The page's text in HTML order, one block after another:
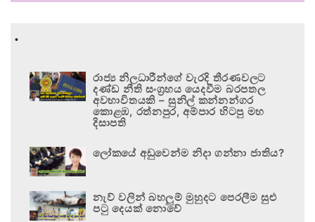
.
රාජ්‍ය නිලධාරීන්ගේ වැරදි තීරණවලට
දණ්ඩ නීති සංග්‍රහය යෙදවීම බරපතල
අවභාවිතයකි – සුනිල් කන්නන්ගර
කොළඹ, රත්නපුර, අම්පාර හිටපු මහ
දිසාපති
ලෝකයේ අඩුවෙන්ම නිදා ගන්නා ජාතිය?
නැව් වලින් බහලුම් මුහුදට පෙරලීම සුළු
පටු දෙයක් නොවේ